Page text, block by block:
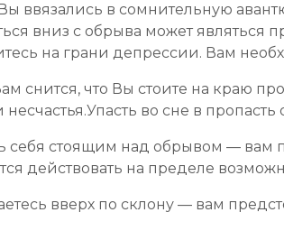
ввязались в сомнительную
вниз с обрыва может являться
на грани депрессии. Вам
снится, что Вы стоите на краю
во сне в пропасть
себя стоящим над обрывом — вам
действовать на пределе
вверх по склону — вам